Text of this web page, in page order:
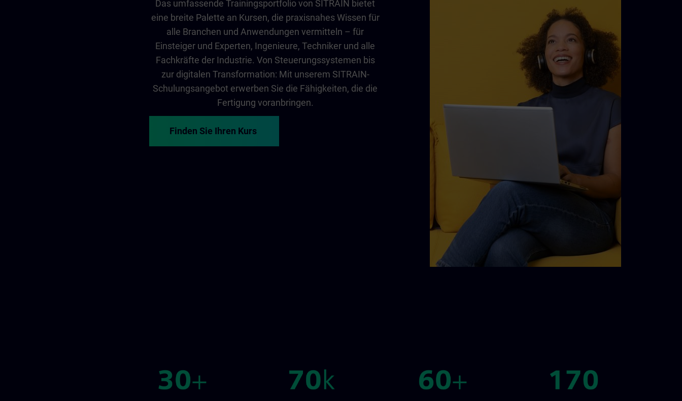
Das umfassende Trainingsportfolio von SITRAIN bietet
eine breite Palette an Kursen, die praxisnahes Wissen für
alle Branchen und Anwendungen vermitteln – für
Einsteiger und Experten, Ingenieure, Techniker und alle
Fachkräfte der Industrie. Von Steuerungssystemen bis
zur digitalen Transformation: Mit unserem SITRAIN-
Schulungsangebot erwerben Sie die Fähigkeiten, die die
Fertigung voranbringen.
Finden Sie Ihren Kurs